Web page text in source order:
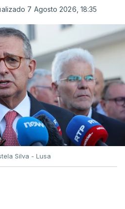
7 Agosto 2026, 18:35
Silva - Lusa